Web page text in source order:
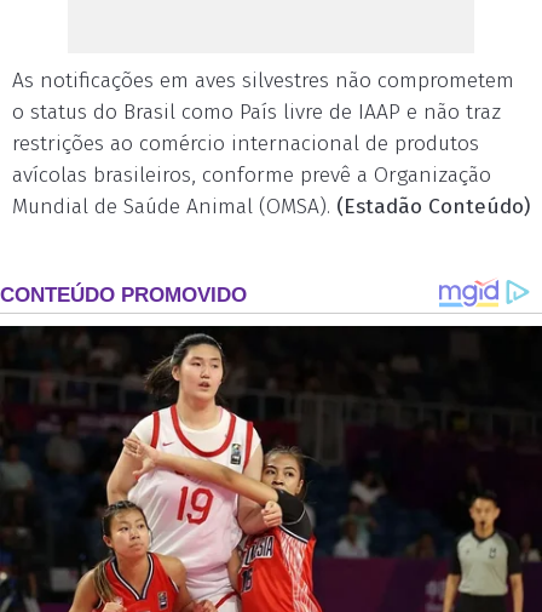
As notificações em aves silvestres não comprometem
o status do Brasil como País livre de IAAP e não traz
restrições ao comércio internacional de produtos
avícolas brasileiros, conforme prevê a Organização
Mundial de Saúde Animal (OMSA). (Estadão Conteúdo)